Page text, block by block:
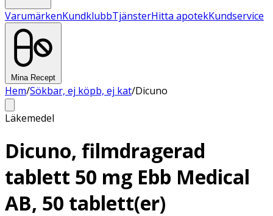
VarumärkenKundklubbTjänsterHitta apotekKundservice
Mina Recept
Hem/Sökbar, ej köpb, ej kat/Dicuno
Läkemedel
Dicuno, filmdragerad
tablett 50 mg Ebb Medical
AB, 50 tablett(er)